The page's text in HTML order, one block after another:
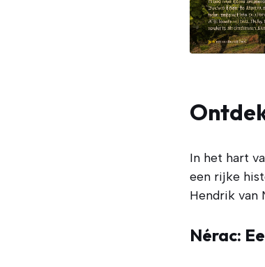
In het hart
een rijke
Hendrik van
Nérac: